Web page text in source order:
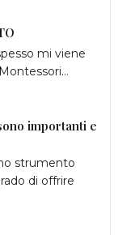
mi viene
importanti e
strumento
di offrire